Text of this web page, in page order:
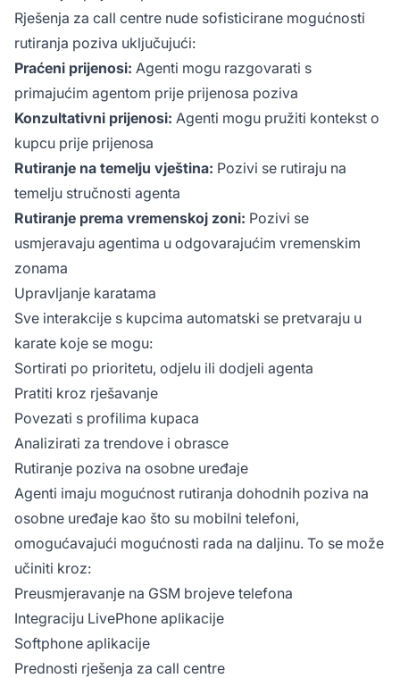
Rješenja za call centre nude sofisticirane mogućnosti
rutiranja poziva uključujući:
Praćeni prijenosi: Agenti mogu razgovarati s
primajućim agentom prije prijenosa poziva
Konzultativni prijenosi: Agenti mogu pružiti kontekst o
kupcu prije prijenosa
Rutiranje na temelju vještina: Pozivi se rutiraju na
temelju stručnosti agenta
Rutiranje prema vremenskoj zoni: Pozivi se
usmjeravaju agentima u odgovarajućim vremenskim
zonama
Upravljanje karatama
Sve interakcije s kupcima automatski se pretvaraju u
karate koje se mogu:
Sortirati po prioritetu, odjelu ili dodjeli agenta
Pratiti kroz rješavanje
Povezati s profilima kupaca
Analizirati za trendove i obrasce
Rutiranje poziva na osobne uređaje
Agenti imaju mogućnost rutiranja dohodnih poziva na
osobne uređaje kao što su mobilni telefoni,
omogućavajući mogućnosti rada na daljinu. To se može
učiniti kroz:
Preusmjeravanje na GSM brojeve telefona
Integraciju LivePhone aplikacije
Softphone aplikacije
Prednosti rješenja za call centre